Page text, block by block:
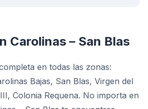
Carolinas – San Blas
en todas las zonas:
Bajas, San Blas, Virgen del
Colonia Requena. No importa en